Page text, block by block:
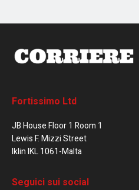
Fortissimo Ltd
JB House Floor 1 Room 1
Lewis F. Mizzi Street
Iklin IKL 1061-Malta
Seguici sui social